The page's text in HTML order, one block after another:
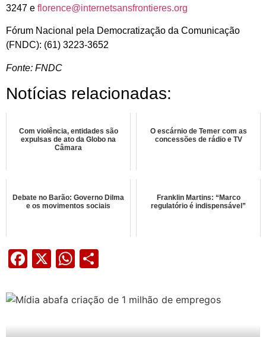
3247 e florence@internetsansfrontieres.org
Fórum Nacional pela Democratização da Comunicação
(FNDC): (61) 3223-3652
Fonte: FNDC
Notícias relacionadas:
Com violência, entidades são
expulsas de ato da Globo na
Câmara
O escárnio de Temer com as
concessões de rádio e TV
Debate no Barão: Governo Dilma
e os movimentos sociais
Franklin Martins: “Marco
regulatório é indispensável”
Facebook
X WhatsApp